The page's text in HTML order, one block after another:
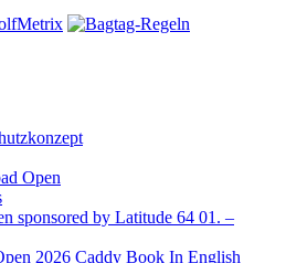
Open
sponsored by Latitude 64 01. –
2026 Caddy Book In English